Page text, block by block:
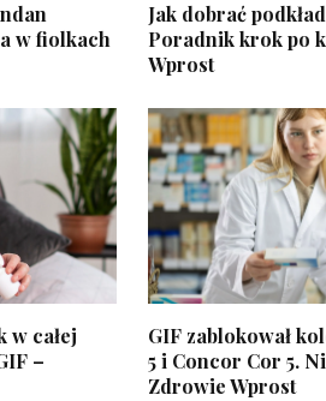
w fiolkach
Jak dobrać
Poradnik krok po
Wprost
w całej
–
GIF zablokował
5 i Concor Cor 5.
Zdrowie Wprost